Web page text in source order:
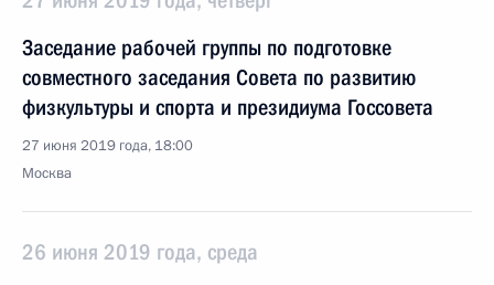
Заседание рабочей группы по подготовке
совместного заседания Совета по развитию
физкультуры и спорта и президиума Госсовета
27 июня 2019 года, 18:00
Москва
26 июня 2019 года, среда